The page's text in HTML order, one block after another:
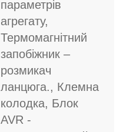
параметрів
агрегату,
Термомагнітний
запобіжник –
розмикач
ланцюга., Клемна
колодка, Блок
AVR -